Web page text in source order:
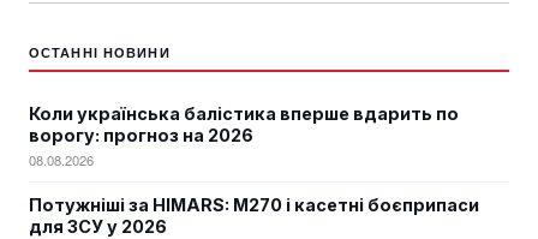
ОСТАННІ НОВИНИ
Коли українська балістика вперше вдарить по
ворогу: прогноз на 2026
08.08.2026
Потужніші за HIMARS: М270 і касетні боєприпаси
для ЗСУ у 2026